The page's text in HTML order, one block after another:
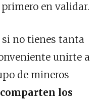
en validar.
si no tienes tanta
unirte a
de mineros
los